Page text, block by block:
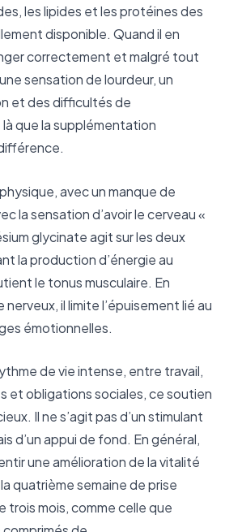
les lipides et les protéines des
disponible. Quand il en
correctement et malgré tout
sensation de lourdeur, un
et des difficultés de
que la supplémentation
avec un manque de
la sensation d’avoir le cerveau «
glycinate agit sur les deux
la production d’énergie au
le tonus musculaire. En
il limite l’épuisement lié au
émotionnelles.
de vie intense, entre travail,
et obligations sociales, ce soutien
Il ne s’agit pas d’un stimulant
d’un appui de fond. En général,
une amélioration de la vitalité
quatrième semaine de prise
trois mois, comme celle que